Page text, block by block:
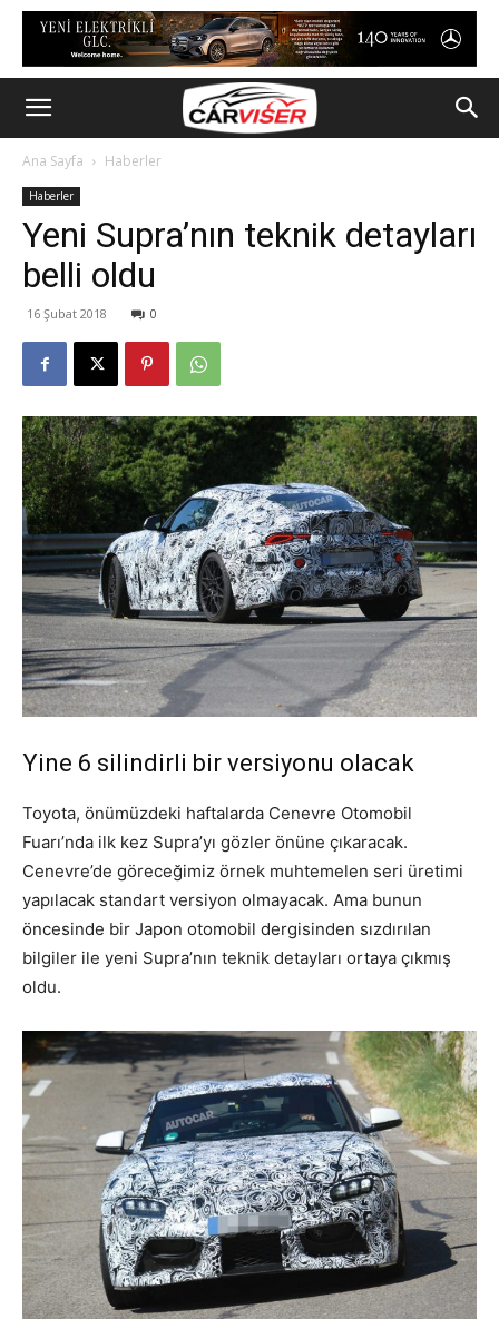
Ana Sayfa Haberler
Haberler
Yeni Supra’nın teknik detayları
belli oldu
16 Şubat 2018 0
Yine 6 silindirli bir versiyonu olacak
Toyota, önümüzdeki haftalarda Cenevre Otomobil
Fuarı’nda ilk kez Supra’yı gözler önüne çıkaracak.
Cenevre’de göreceğimiz örnek muhtemelen seri üretimi
yapılacak standart versiyon olmayacak. Ama bunun
öncesinde bir Japon otomobil dergisinden sızdırılan
bilgiler ile yeni Supra’nın teknik detayları ortaya çıkmış
oldu.